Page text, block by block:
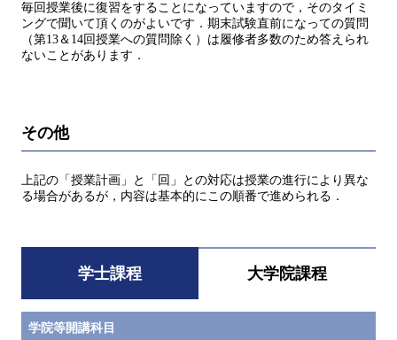
毎回授業後に復習をすることになっていますので，そのタイミ
ングで聞いて頂くのがよいです．期末試験直前になっての質問
（第13＆14回授業への質問除く）は履修者多数のため答えられ
ないことがあります．
その他
上記の「授業計画」と「回」との対応は授業の進行により異な
る場合があるが，内容は基本的にこの順番で進められる．
学士課程 大学院課程
学院等開講科目